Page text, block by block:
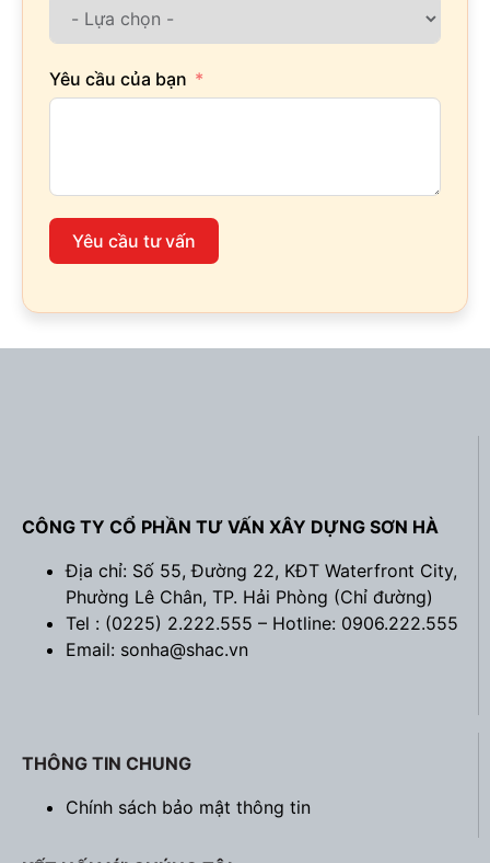
Yêu cầu của bạn
Yêu cầu tư vấn
CÔNG TY CỔ PHẦN TƯ VẤN XÂY DỰNG SƠN HÀ
Địa chỉ: Số 55, Đường 22, KĐT Waterfront City,
Phường Lê Chân, TP. Hải Phòng (Chỉ đường)
Tel : (0225) 2.222.555 – Hotline: 0906.222.555
Email: sonha@shac.vn
THÔNG TIN CHUNG
Chính sách bảo mật thông tin